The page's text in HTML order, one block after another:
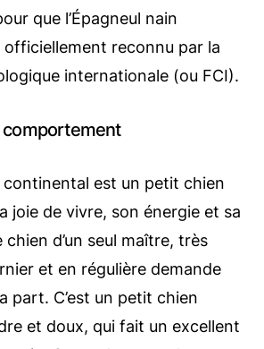
que l’Épagneul nain
reconnu par la
internationale (ou FCI).
comportement
continental est un petit chien
joie de vivre, son énergie et sa
chien d’un seul maître, très
et en régulière demande
part. C’est un petit chien
et doux, qui fait un excellent